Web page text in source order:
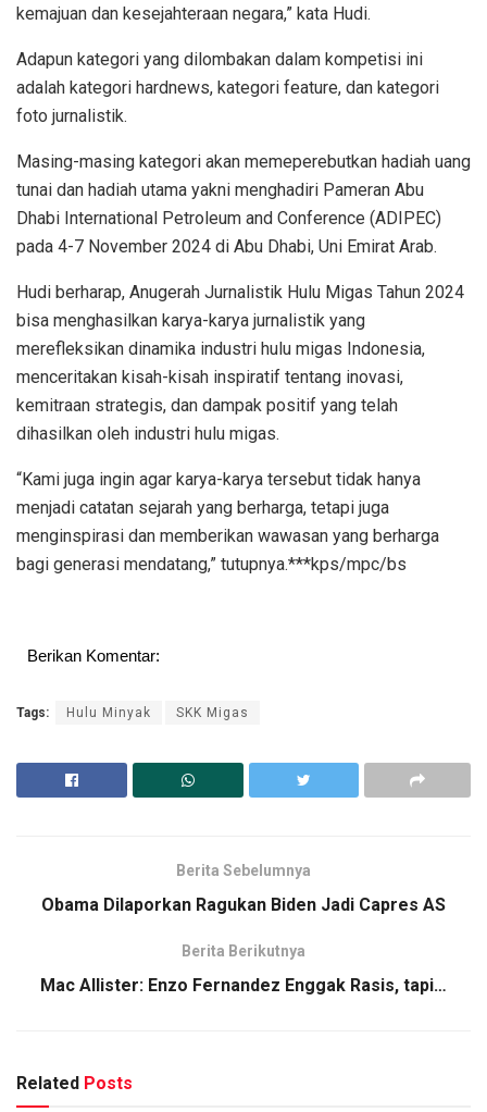
kemajuan dan kesejahteraan negara,” kata Hudi.
Adapun kategori yang dilombakan dalam kompetisi ini
adalah kategori hardnews, kategori feature, dan kategori
foto jurnalistik.
Masing-masing kategori akan memeperebutkan hadiah uang
tunai dan hadiah utama yakni menghadiri Pameran Abu
Dhabi International Petroleum and Conference (ADIPEC)
pada 4-7 November 2024 di Abu Dhabi, Uni Emirat Arab.
Hudi berharap, Anugerah Jurnalistik Hulu Migas Tahun 2024
bisa menghasilkan karya-karya jurnalistik yang
merefleksikan dinamika industri hulu migas Indonesia,
menceritakan kisah-kisah inspiratif tentang inovasi,
kemitraan strategis, dan dampak positif yang telah
dihasilkan oleh industri hulu migas.
“Kami juga ingin agar karya-karya tersebut tidak hanya
menjadi catatan sejarah yang berharga, tetapi juga
menginspirasi dan memberikan wawasan yang berharga
bagi generasi mendatang,” tutupnya.***kps/mpc/bs
Berikan Komentar:
Tags: Hulu Minyak SKK Migas
Berita Sebelumnya
Obama Dilaporkan Ragukan Biden Jadi Capres AS
Berita Berikutnya
Mac Allister: Enzo Fernandez Enggak Rasis, tapi…
Related Posts